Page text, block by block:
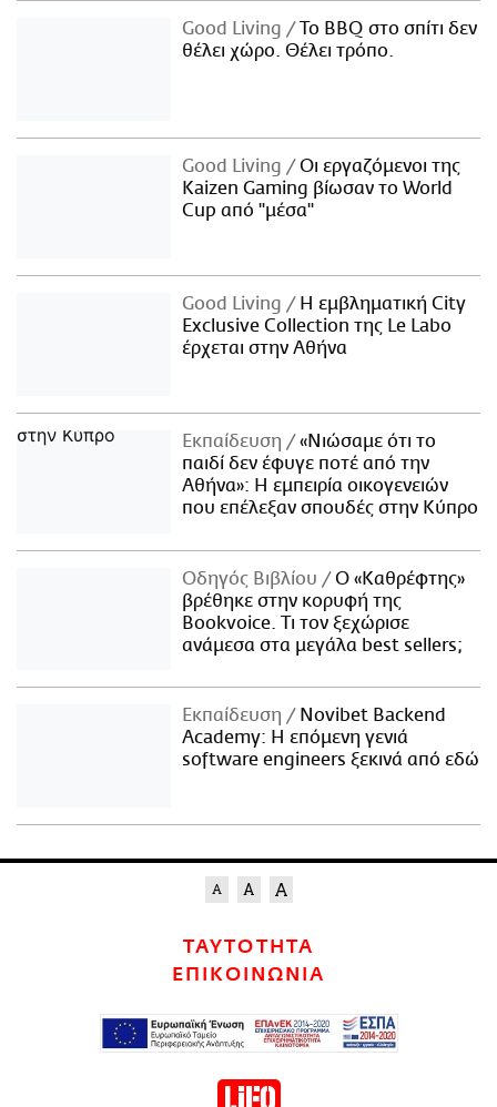
Good Living
Το BBQ στο σπίτι δεν
θέλει χώρο. Θέλει τρόπο.
Good Living
Οι εργαζόμενοι της
Kaizen Gaming βίωσαν το World
Cup από "μέσα"
Good Living
Η εμβληματική City
Exclusive Collection της Le Labo
έρχεται στην Αθήνα
Εκπαίδευση
«Νιώσαμε ότι το
παιδί δεν έφυγε ποτέ από την
Αθήνα»: Η εμπειρία οικογενειών
που επέλεξαν σπουδές στην Κύπρο
Οδηγός Βιβλίου
Ο «Καθρέφτης»
βρέθηκε στην κορυφή της
Bookvoice. Τι τον ξεχώρισε
ανάμεσα στα μεγάλα best sellers;
Εκπαίδευση
Novibet Backend
Academy: Η επόμενη γενιά
software engineers ξεκινά από εδώ
ΤΑΥΤΟΤΗΤΑ
ΕΠΙΚΟΙΝΩΝΙΑ